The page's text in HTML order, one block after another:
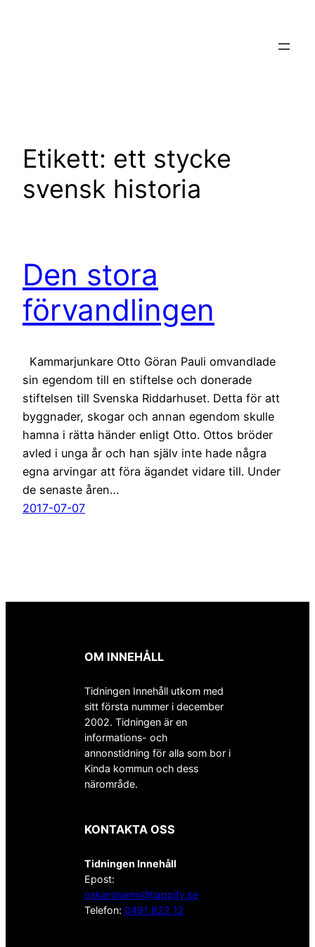
Etikett: ett stycke
svensk historia
Den stora
förvandlingen
Kammarjunkare Otto Göran Pauli omvandlade
sin egendom till en stiftelse och donerade
stiftelsen till Svenska Riddarhuset. Detta för att
byggnader, skogar och annan egendom skulle
hamna i rätta händer enligt Otto. Ottos bröder
avled i unga år och han själv inte hade några
egna arvingar att föra ägandet vidare till. Under
de senaste åren…
2017-07-07
OM INNEHÅLL
Tidningen Innehåll utkom med
sitt första nummer i december
2002. Tidningen är en
informations- och
annonstidning för alla som bor i
Kinda kommun och dess
närområde.
KONTAKTA OSS
Tidningen Innehåll
Epost:
oskarshamn@happify.se
Telefon: 0491 822 12